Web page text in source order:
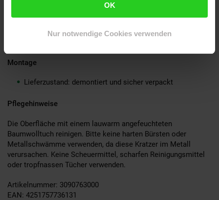
OK
Nur notwendige Cookies verwenden
Ein Beistelltisch ohne Dekoration
Montage
Lieferzustand: demontiert und sicher verpackt
Pflegehinweise
Die Oberfläche mit einem lauwarm angefeuchteten
Baumwolltuch reinigen. Bitte keine harten Bürsten oder
Metallschwämme verwenden, da diese Kratzer im Metall
verursachen. Keine Scheuermittel, scharfen Reinigungsmittel
oder tropfnassen Tücher verwenden.
Artikelnummer: 3090763000
EAN: 4251757736131